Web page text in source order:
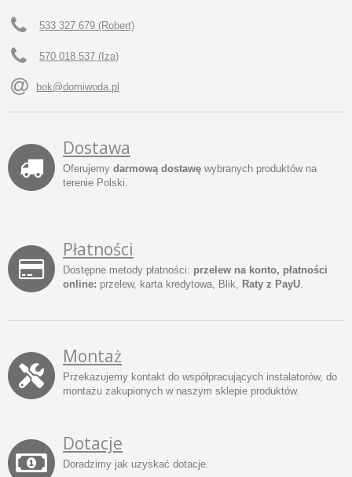
533 327 679 (Robert)
570 018 537 (Iza)
bok@domiwoda.pl
Dostawa
Oferujemy darmową dostawę wybranych produktów na
terenie Polski.
Płatności
Dostępne metody płatności: przelew na konto, płatności
online: przelew, karta kredytowa, Blik, Raty z PayU.
Montaż
Przekazujemy kontakt do współpracujących instalatorów, do
montażu zakupionych w naszym sklepie produktów.
Dotacje
Doradzimy jak uzyskać dotacje.